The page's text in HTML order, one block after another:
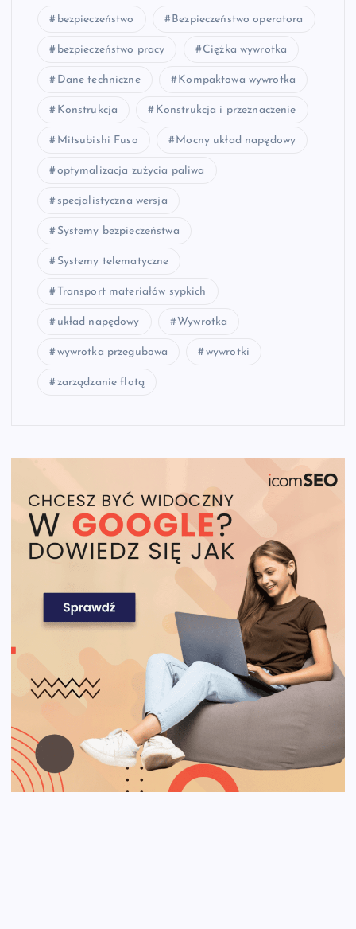
bezpieczeństwo Bezpieczeństwo operatora
bezpieczeństwo pracy Ciężka wywrotka
Dane techniczne Kompaktowa wywrotka
Konstrukcja Konstrukcja i przeznaczenie
Mitsubishi Fuso Mocny układ napędowy
optymalizacja zużycia paliwa
specjalistyczna wersja
Systemy bezpieczeństwa
Systemy telematyczne
Transport materiałów sypkich
układ napędowy Wywrotka
wywrotka przegubowa wywrotki
zarządzanie flotą